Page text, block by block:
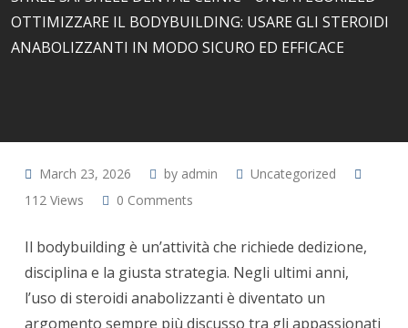
OTTIMIZZARE IL BODYBUILDING: USARE GLI STEROIDI
ANABOLIZZANTI IN MODO SICURO ED EFFICACE
March 23, 2026 by admin
Uncategorized
112 Views 0 Comments
Il bodybuilding è un’attività che richiede dedizione,
disciplina e la giusta strategia. Negli ultimi anni,
l’uso di steroidi anabolizzanti è diventato un
argomento sempre più discusso tra gli appassionati